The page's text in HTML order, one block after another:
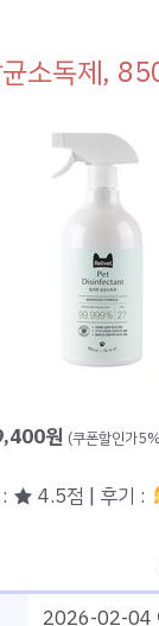
소독제,
원 (쿠폰할인가
: ★ 4.5점 | 후기 :
2026-02-04